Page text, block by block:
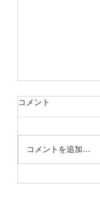
コメント
コメントを追加…